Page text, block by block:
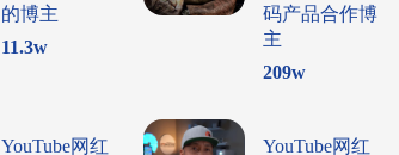
的博主
11.3w
码产品合作博
主
209w
YouTube网红
YouTube网红